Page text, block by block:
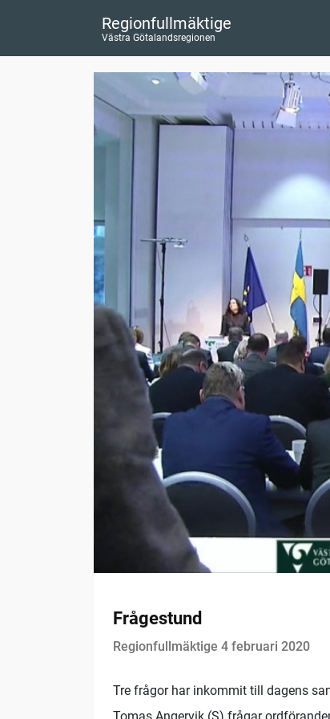
Regionfullmäktige
Västra Götalandsregionen
Frågestund
Regionfullmäktige 4 februari 2020
Tre frågor har inkommit till dagens